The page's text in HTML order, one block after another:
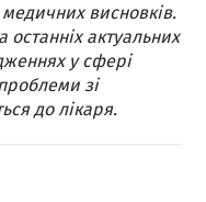
висновків.
останніх актуальних
у сфері
зі
до лікаря.